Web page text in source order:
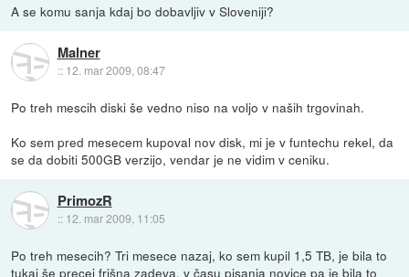
A se komu sanja kdaj bo dobavljiv v Sloveniji?
Malner
:: 12. mar 2009, 08:47
Po treh mescih diski še vedno niso na voljo v naših trgovinah.
Ko sem pred mesecem kupoval nov disk, mi je v funtechu rekel, da
se da dobiti 500GB verzijo, vendar je ne vidim v ceniku.
PrimozR
:: 12. mar 2009, 11:05
Po treh mesecih? Tri mesece nazaj, ko sem kupil 1,5 TB, je bila to
tukaj še precej frišna zadeva, v času pisanja novice pa je bila to